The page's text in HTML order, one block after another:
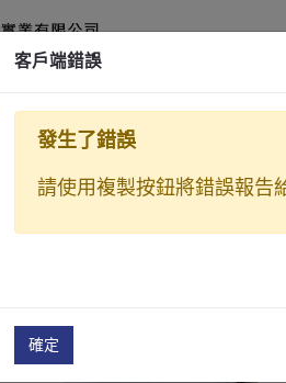
靜電噴塗 自動靜電噴槍
客戶端錯誤
發生了錯誤
請使用複製按鈕將錯誤報告
確定